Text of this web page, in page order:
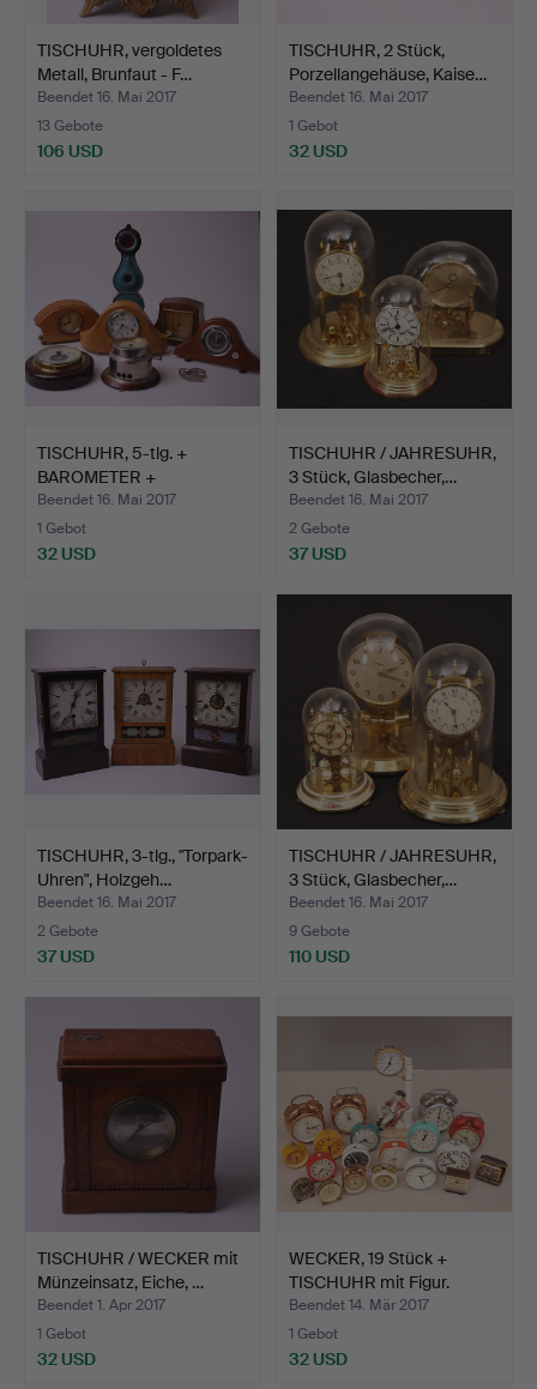
TISCHUHR, vergoldetes
Metall, Brunfaut - F…
Beendet 16. Mai 2017
13 Gebote
106 USD
TISCHUHR, 2 Stück,
Porzellangehäuse, Kaise…
Beendet 16. Mai 2017
1 Gebot
32 USD
TISCHUHR, 5-tlg. +
BAROMETER +
STOPPUHR + …
Beendet 16. Mai 2017
1 Gebot
32 USD
TISCHUHR / JAHRESUHR,
3 Stück, Glasbecher,…
Beendet 16. Mai 2017
2 Gebote
37 USD
TISCHUHR, 3-tlg., "Torpark-
Uhren", Holzgeh…
Beendet 16. Mai 2017
2 Gebote
37 USD
TISCHUHR / JAHRESUHR,
3 Stück, Glasbecher,…
Beendet 16. Mai 2017
9 Gebote
110 USD
TISCHUHR / WECKER mit
Münzeinsatz, Eiche, …
Beendet 1. Apr 2017
1 Gebot
32 USD
WECKER, 19 Stück +
TISCHUHR mit Figur.
Beendet 14. Mär 2017
1 Gebot
32 USD